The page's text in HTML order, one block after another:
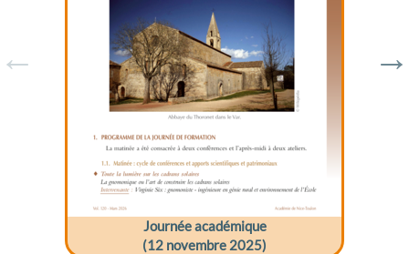
Journée académique
(12 novembre 2025)